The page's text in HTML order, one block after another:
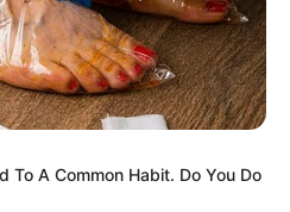
To A Common Habit. Do You Do